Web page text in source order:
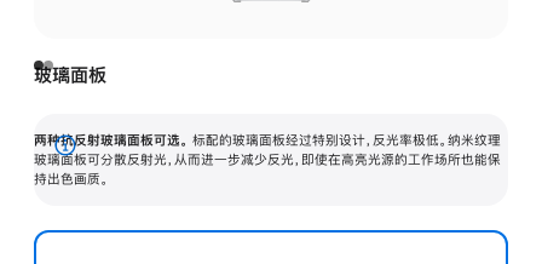
玻璃面板
两种抗反射玻璃面板可选。 标配的玻璃面板经过特别设计，反光率极低。纳米纹理
玻璃面板可分散反射光，从而进一步减少反光，即使在高亮光源的工作场所也能保
持出色画质。
展
开